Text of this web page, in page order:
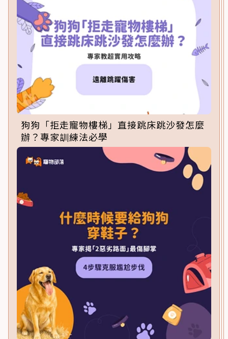
狗狗「拒走寵物樓梯」直接跳床跳沙發怎麼
辦？專家訓練法必學